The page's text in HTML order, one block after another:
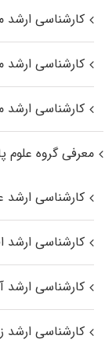
کارشناسی ارشد
کارشناسی ارشد
کارشناسی
معرفی گروه علوم
کارشناسی ارشد
کارشناسی ارشد
کارشناسی ارشد
کارشناسی